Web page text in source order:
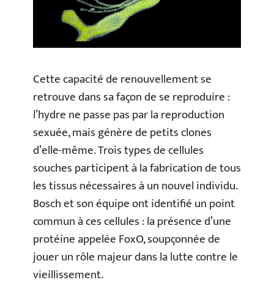
Cette capacité de renouvellement se
retrouve dans sa façon de se reproduire :
l’hydre ne passe pas par la reproduction
sexuée, mais génère de petits clones
d’elle-même. Trois types de cellules
souches participent à la fabrication de tous
les tissus nécessaires à un nouvel individu.
Bosch et son équipe ont identifié un point
commun à ces cellules : la présence d’une
protéine appelée FoxO, soupçonnée de
jouer un rôle majeur dans la lutte contre le
vieillissement.